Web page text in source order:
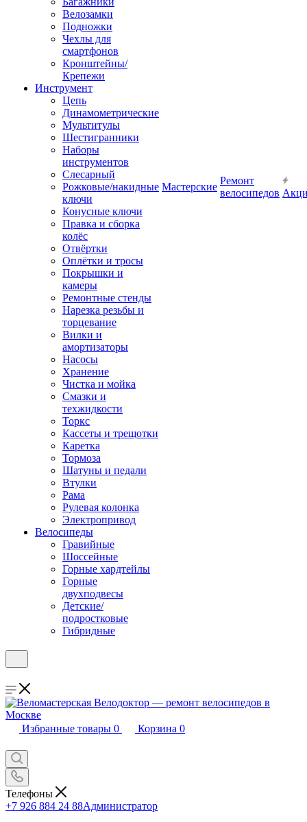
Велозамки
Подножки
Чехлы для
смартфонов
Кронштейны/
Крепежи
Инструмент
Цепь
Динамометрические
Мультитулы
Шестигранники
Наборы
инструментов
Слесарный
Рожковые/накидные
ключи
Конусные ключи
Правка и сборка
колёс
Отвёртки
Оплётки и тросы
Покрышки и
камеры
Ремонтные стенды
Нарезка резьбы и
торцевание
Вилки и
амортизаторы
Насосы
Хранение
Чистка и мойка
Смазки и
техжидкости
Торкс
Кассеты и трещотки
Каретка
Тормоза
Шатуны и педали
Втулки
Рама
Рулевая колонка
Электропривод
Велосипеды
Гравийные
Шоссейные
Горные хардтейлы
Горные
двухподвесы
Детские/
подростковые
Гибридные
Мастерские
Ремонт
велосипедов
Избранные товары 0 Корзина 0
Телефоны
+7 926 884 24 88Администратор